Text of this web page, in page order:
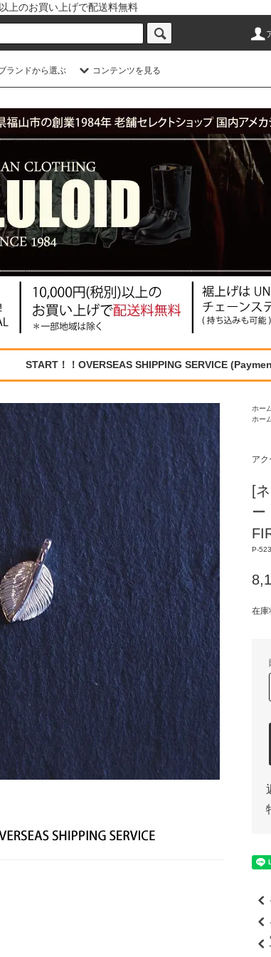
上のお買い上げで配送料無料
ランドから選ぶ コンテンツを見る
START！！OVERSEAS SHIPPING SERVICE
ホー
ホー
ア
[
ー
P-
在庫